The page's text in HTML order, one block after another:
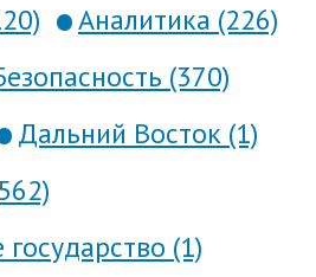
Аналитика (226)
(370)
Дальний Восток (1)
(1)